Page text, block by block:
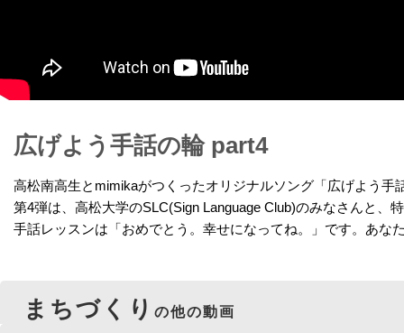
広げよう手話の輪 part4
高松南高生とmimikaがつくったオリジナルソング「広げよう手
第4弾は、高松大学のSLC(Sign Language Club)のみなさんと、
手話レッスンは「おめでとう。幸せになってね。」です。あな
まちづくり の他の動画